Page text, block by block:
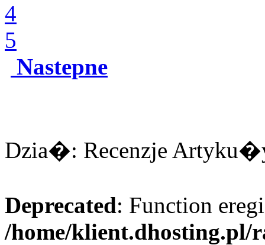
4
5
Nastepne
Dzia�: Recenzje
Deprecated: Function
/home/